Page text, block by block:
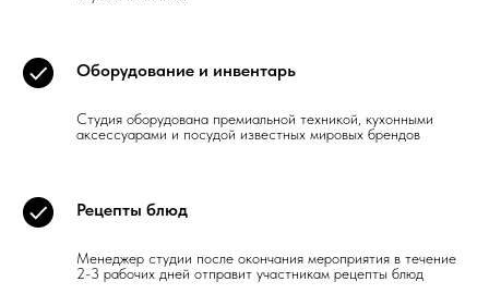
Оборудование и инвентарь
Студия оборудована премиальной техникой, кухонными
аксессуарами и посудой известных мировых брендов
Рецепты блюд
Менеджер студии после окончания мероприятия в течение
2-3 рабочих дней отправит участникам рецепты блюд